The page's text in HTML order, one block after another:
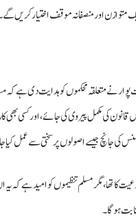
متوازن اور منصفانہ موقف اختیار کریں
نے متعلقہ محکموں کو ہدایت دی ہے کہ
کی مکمل پیروی کی جائے، اور کسی بھی
کی جانچ جیسے اصولوں پر سختی سے عمل
کا تھا، مگر مسلم تنظیموں کو امید ہے
ہوگا۔